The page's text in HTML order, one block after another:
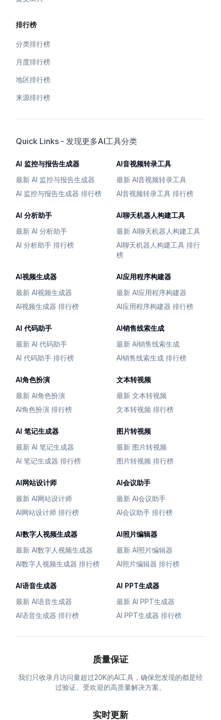
排行榜
分类排行榜
月度排行榜
地区排行榜
来源排行榜
Quick Links - 发现更多AI工具分类
AI 监控与报告生成器
最新 AI 监控与报告生成器
AI 监控与报告生成器 排行榜
AI音视频转录工具
最新 AI音视频转录工具
AI音视频转录工具 排行榜
AI 分析助手
最新 AI 分析助手
AI 分析助手 排行榜
AI聊天机器人构建工具
最新 AI聊天机器人构建工具
AI聊天机器人构建工具 排行
榜
AI视频生成器
最新 AI视频生成器
AI视频生成器 排行榜
AI应用程序构建器
最新 AI应用程序构建器
AI应用程序构建器 排行榜
AI 代码助手
最新 AI 代码助手
AI 代码助手 排行榜
AI销售线索生成
最新 AI销售线索生成
AI销售线索生成 排行榜
AI角色扮演
最新 AI角色扮演
AI角色扮演 排行榜
文本转视频
最新 文本转视频
文本转视频 排行榜
AI 笔记生成器
最新 AI 笔记生成器
AI 笔记生成器 排行榜
图片转视频
最新 图片转视频
图片转视频 排行榜
AI网站设计师
最新 AI网站设计师
AI网站设计师 排行榜
AI会议助手
最新 AI会议助手
AI会议助手 排行榜
AI数字人视频生成器
最新 AI数字人视频生成器
AI数字人视频生成器 排行榜
AI照片编辑器
最新 AI照片编辑器
AI照片编辑器 排行榜
AI语音生成器
最新 AI语音生成器
AI语音生成器 排行榜
AI PPT生成器
最新 AI PPT生成器
AI PPT生成器 排行榜
质量保证
我们只收录月访问量超过20K的AI工具，确保您发现的都是经
过验证、受欢迎的高质量解决方案。
实时更新